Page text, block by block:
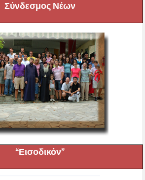
Σύνδεσμος Νέων
“Εισοδικόν”